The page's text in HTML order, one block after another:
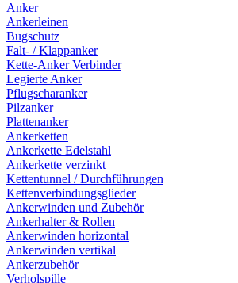
Anker
Ankerleinen
Bugschutz
Falt- / Klappanker
Kette-Anker Verbinder
Legierte Anker
Pflugscharanker
Pilzanker
Plattenanker
Ankerketten
Ankerkette Edelstahl
Ankerkette verzinkt
Kettentunnel / Durchführungen
Kettenverbindungsglieder
Ankerwinden und Zubehör
Ankerhalter & Rollen
Ankerwinden horizontal
Ankerwinden vertikal
Ankerzubehör
Verholspille